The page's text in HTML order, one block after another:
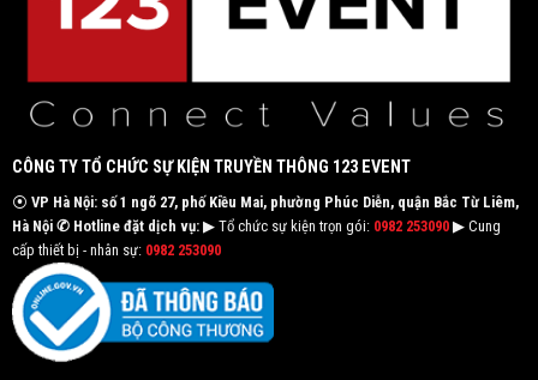
CÔNG TY TỔ CHỨC SỰ KIỆN TRUYỀN THÔNG 123 EVENT
⦿ VP Hà Nội: số 1 ngõ 27, phố Kiều Mai, phường Phúc Diễn, quận Bắc Từ Liêm,
Hà Nội ✆ Hotline đặt dịch vụ:▶ Tổ chức sự kiện trọn gói: 0982 253090▶ Cung
cấp thiết bị - nhân sự: 0982 253090